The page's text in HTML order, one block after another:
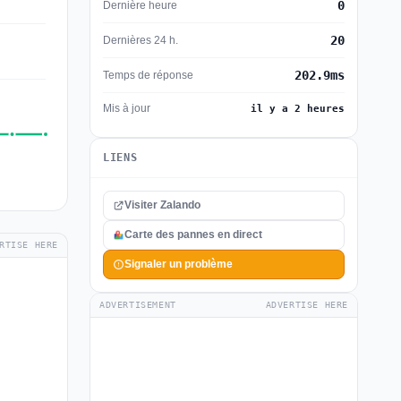
HERE
Dernière heure 0
Dernières 24 h. 20
Temps de réponse 202.9ms
Mis à jour il y a 2 heures
LIENS
Visiter Zalando
Carte des pannes en direct
Signaler un problème
ADVERTISEMENT ADVERTISE HERE